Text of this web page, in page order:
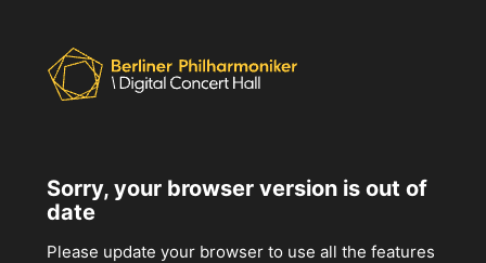
Sorry, your browser version is out of
date
Please update your browser to use all the features